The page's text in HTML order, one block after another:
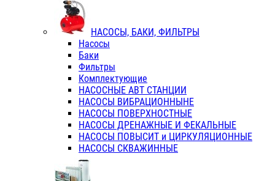
НАСОСЫ, БАКИ, ФИЛЬТРЫ
Насосы
Баки
Фильтры
Комплектующие
НАСОСНЫЕ АВТ СТАНЦИИ
НАСОСЫ ВИБРАЦИОННЫНЕ
НАСОСЫ ПОВЕРХНОСТНЫЕ
НАСОСЫ ДРЕНАЖНЫЕ И ФЕКАЛЬНЫЕ
НАСОСЫ ПОВЫСИТ и ЦИРКУЛЯЦИОННЫЕ
НАСОСЫ СКВАЖИННЫЕ